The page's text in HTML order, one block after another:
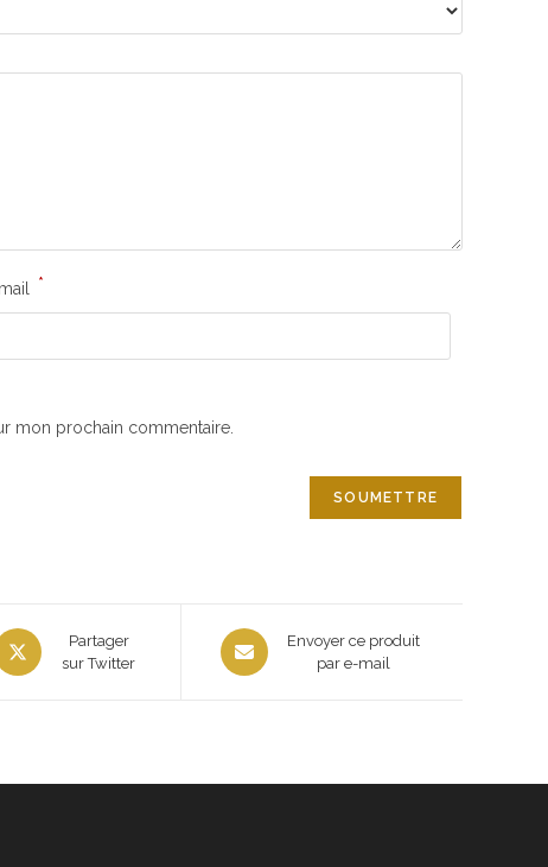
*
mon prochain commentaire.
Partager
sur Twitter
Envoyer ce produit
par e-mail